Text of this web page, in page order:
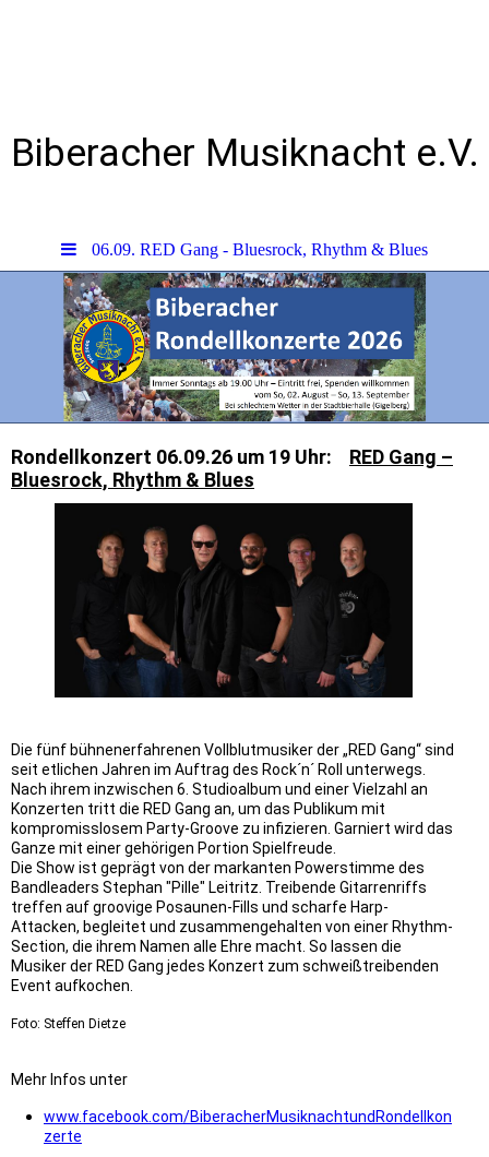
Biberacher Musiknacht e.V.
06.09. RED Gang - Bluesrock, Rhythm & Blues
Rondellkonzert 06.09.26 um 19 Uhr: RED Gang –
Bluesrock, Rhythm & Blues
Die fünf bühnenerfahrenen Vollblutmusiker der „RED Gang“ sind
seit etlichen Jahren im Auftrag des Rock´n´ Roll unterwegs.
Nach ihrem inzwischen 6. Studioalbum und einer Vielzahl an
Konzerten tritt die RED Gang an, um das Publikum mit
kompromisslosem Party-Groove zu infizieren. Garniert wird das
Ganze mit einer gehörigen Portion Spielfreude.
Die Show ist geprägt von der markanten Powerstimme des
Bandleaders Stephan "Pille" Leitritz. Treibende Gitarrenriffs
treffen auf groovige Posaunen-Fills und scharfe Harp-
Attacken, begleitet und zusammengehalten von einer Rhythm-
Section, die ihrem Namen alle Ehre macht. So lassen die
Musiker der RED Gang jedes Konzert zum schweißtreibenden
Event aufkochen.
Foto: Steffen Dietze
Mehr Infos unter
www.facebook.com/BiberacherMusiknachtundRondellkon
zerte